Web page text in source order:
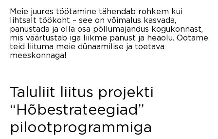
Meie juures töötamine tähendab rohkem kui
lihtsalt töökoht – see on võimalus kasvada,
panustada ja olla osa põllumajandus kogukonnast,
mis väärtustab iga liikme panust ja heaolu. Ootame
teid liituma meie dünaamilise ja toetava
meeskonnaga!
Taluliit liitus projekti
“Hõbestrateegiad”
pilootprogrammiga